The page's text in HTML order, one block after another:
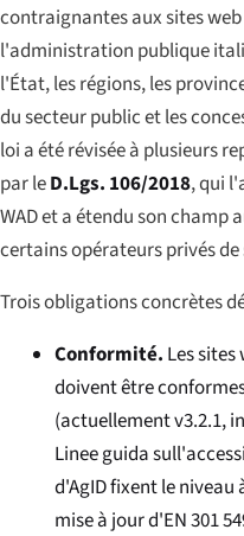
contraignantes aux sites
l'administration publique
l'État, les régions, les
du secteur public et les
loi a été révisée à plusieurs
par leD.Lgs. 106/2018, qui
WAD et a étendu son champ
certains opérateurs privés
Trois obligations concrètes
Conformité. Les
doivent être
(actuellement v3.2.1,
Linee guida
d'AgID fixent le niveau
mise à jour d'EN 301